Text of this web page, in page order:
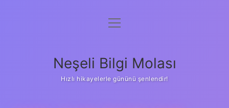
Anasayfa
Yasal Uyarı
menüyü
Neşeli Bilgi Molası
Hızlı hikayelerle gününü şenlendir!